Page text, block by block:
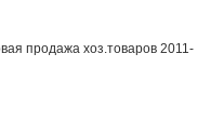
продажа хоз.товаров 2011-